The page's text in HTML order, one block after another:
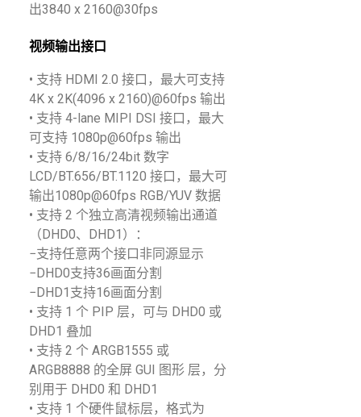
出3840 x 2160@30fps
视频输出接口
• 支持 HDMI 2.0 接口，最大可支持
4K x 2K(4096 x 2160)@60fps 输出
• 支持 4-lane MIPI DSI 接口，最大
可支持 1080p@60fps 输出
• 支持 6/8/16/24bit 数字
LCD/BT.656/BT.1120 接口，最大可
输出1080p@60fps RGB/YUV 数据
• 支持 2 个独立高清视频输出通道
（DHD0、DHD1）：
−支持任意两个接口非同源显示
−DHD0支持36画面分割
−DHD1支持16画面分割
• 支持 1 个 PIP 层，可与 DHD0 或
DHD1 叠加
• 支持 2 个 ARGB1555 或
ARGB8888 的全屏 GUI 图形 层，分
别用于 DHD0 和 DHD1
• 支持 1 个硬件鼠标层，格式为